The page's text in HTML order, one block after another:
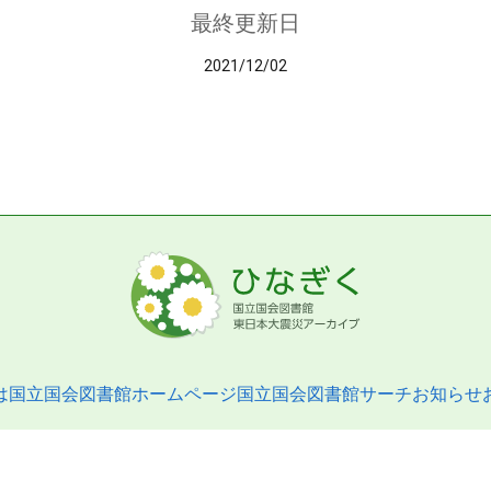
最終更新日
2021/12/02
国立国会図書館ホームページ国立国会図書館サーチお知らせ